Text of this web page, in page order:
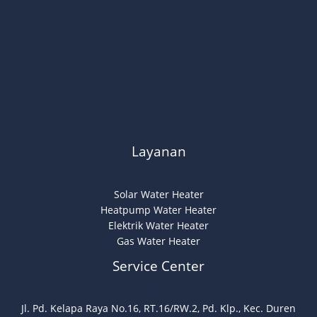
Layanan
Solar Water Heater
Heatpump Water Heater
Elektrik Water Heater
Gas Water Heater
Service Center
Jl. Pd. Kelapa Raya No.16, RT.16/RW.2, Pd. Klp., Kec. Duren